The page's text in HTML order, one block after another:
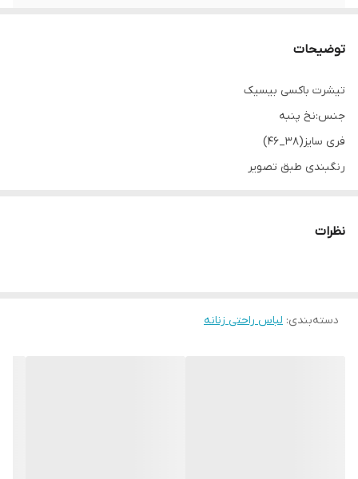
توضیحات
تیشرت باکسی بیسیک
جنس:نخ پنبه
فری سایز(38_46)
رنگبندی طبق تصویر
نظرات
دسته‌بندی: لباس راحتی زنانه